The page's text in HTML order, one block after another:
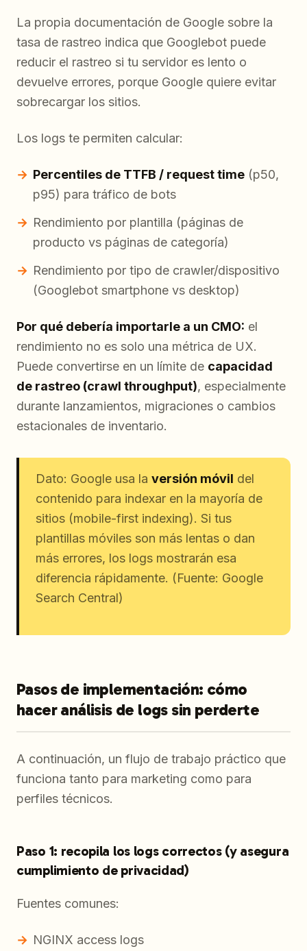
La propia documentación de Google sobre la
tasa de rastreo indica que Googlebot puede
reducir el rastreo si tu servidor es lento o
devuelve errores, porque Google quiere evitar
sobrecargar los sitios.
Los logs te permiten calcular:
Percentiles de TTFB / request time (p50,
p95) para tráfico de bots
Rendimiento por plantilla (páginas de
producto vs páginas de categoría)
Rendimiento por tipo de crawler/dispositivo
(Googlebot smartphone vs desktop)
Por qué debería importarle a un CMO: el
rendimiento no es solo una métrica de UX.
Puede convertirse en un límite de capacidad
de rastreo (crawl throughput), especialmente
durante lanzamientos, migraciones o cambios
estacionales de inventario.
Dato: Google usa la versión móvil del
contenido para indexar en la mayoría de
sitios (mobile-first indexing). Si tus
plantillas móviles son más lentas o dan
más errores, los logs mostrarán esa
diferencia rápidamente. (Fuente: Google
Search Central)
Pasos de implementación: cómo
hacer análisis de logs sin perderte
A continuación, un flujo de trabajo práctico que
funciona tanto para marketing como para
perfiles técnicos.
Paso 1: recopila los logs correctos (y asegura
cumplimiento de privacidad)
Fuentes comunes:
NGINX access logs